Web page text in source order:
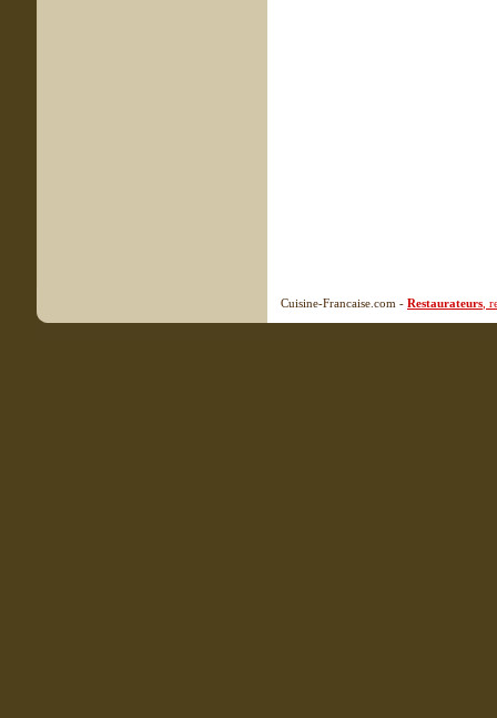
Cuisine-Francaise.com - Restaurateurs ,